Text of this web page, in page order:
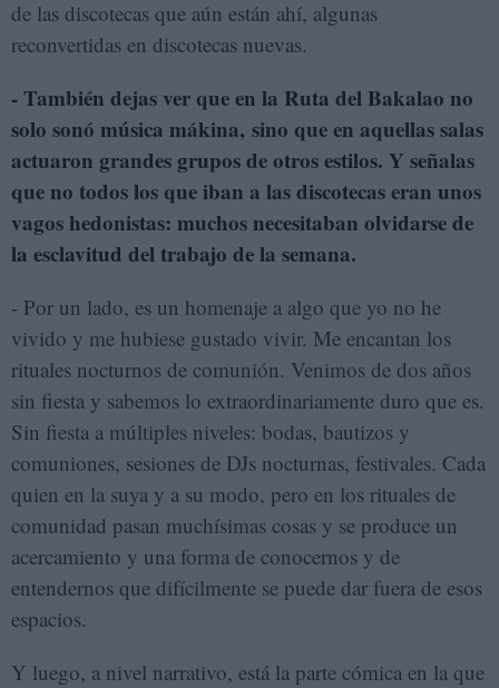
de las discotecas que aún están ahí, algunas
reconvertidas en discotecas nuevas.
- También dejas ver que en la Ruta del Bakalao no
solo sonó música mákina, sino que en aquellas salas
actuaron grandes grupos de otros estilos. Y señalas
que no todos los que iban a las discotecas eran unos
vagos hedonistas: muchos necesitaban olvidarse de
la esclavitud del trabajo de la semana.
- Por un lado, es un homenaje a algo que yo no he
vivido y me hubiese gustado vivir. Me encantan los
rituales nocturnos de comunión. Venimos de dos años
sin fiesta y sabemos lo extraordinariamente duro que es.
Sin fiesta a múltiples niveles: bodas, bautizos y
comuniones, sesiones de DJs nocturnas, festivales. Cada
quien en la suya y a su modo, pero en los rituales de
comunidad pasan muchísimas cosas y se produce un
acercamiento y una forma de conocernos y de
entendernos que difícilmente se puede dar fuera de esos
espacios.
Y luego, a nivel narrativo, está la parte cómica en la que